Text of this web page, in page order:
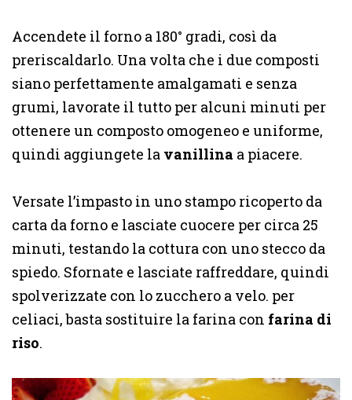
Accendete il forno a 180° gradi, così da
preriscaldarlo. Una volta che i due composti
siano perfettamente amalgamati e senza
grumi, lavorate il tutto per alcuni minuti per
ottenere un composto omogeneo e uniforme,
quindi aggiungete la vanillina a piacere.
Versate l’impasto in uno stampo ricoperto da
carta da forno e lasciate cuocere per circa 25
minuti, testando la cottura con uno stecco da
spiedo. Sfornate e lasciate raffreddare, quindi
spolverizzate con lo zucchero a velo. per
celiaci, basta sostituire la farina con farina di
riso.